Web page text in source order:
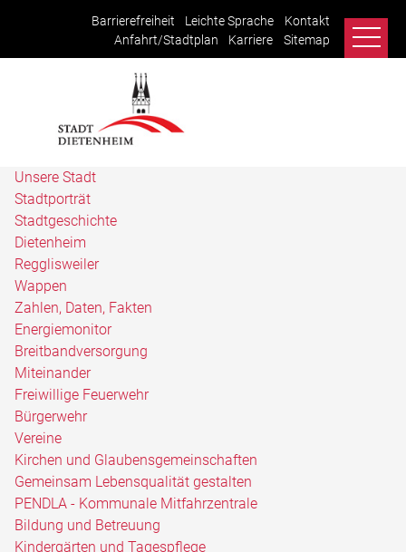
Barrierefreiheit Leichte Sprache
Kontakt
Anfahrt/Stadtplan
Karriere Sitemap
Unsere Stadt
Stadtporträt
Stadtgeschichte
Dietenheim
Regglisweiler
Wappen
Zahlen, Daten, Fakten
Energiemonitor
Breitbandversorgung
Miteinander
Freiwillige Feuerwehr
Bürgerwehr
Vereine
Kirchen und Glaubensgemeinschaften
Gemeinsam Lebensqualität gestalten
PENDLA - Kommunale Mitfahrzentrale
Bildung und Betreuung
Kindergärten und Tagespflege